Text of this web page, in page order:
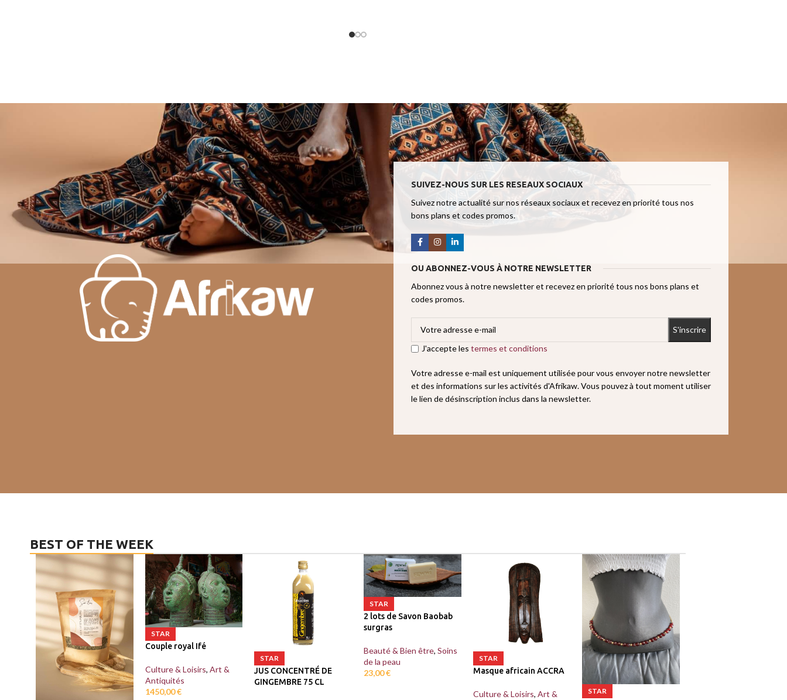
SUIVEZ-NOUS SUR LES RESEAUX SOCIAUX
Suivez notre actualité sur nos réseaux sociaux et recevez en priorité tous nos
bons plans et codes promos.
OU ABONNEZ-VOUS À NOTRE NEWSLETTER
Abonnez vous à notre newsletter et recevez en priorité tous nos bons plans et
codes promos.
J'accepte les termes et conditions
Votre adresse e-mail est uniquement utilisée pour vous envoyer notre newsletter
et des informations sur les activités d'Afrikaw. Vous pouvez à tout moment utiliser
le lien de désinscription inclus dans la newsletter.
BEST OF THE WEEK
STAR
Couple royal Ifé
Culture & Loisirs, Art &
Antiquités
1450,00€
STAR
JUS CONCENTRÉ DE
GINGEMBRE 75 CL
STAR
2 lots de Savon Baobab
surgras
Beauté & Bien être, Soins
de la peau
23,00€
STAR
Masque africain ACCRA
Culture & Loisirs, Art & STAR